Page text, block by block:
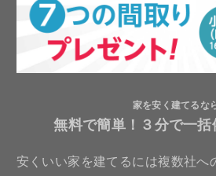
家を安く建てるな
無料で簡単！３分で一括
安くいい家を建てるには複数社へ